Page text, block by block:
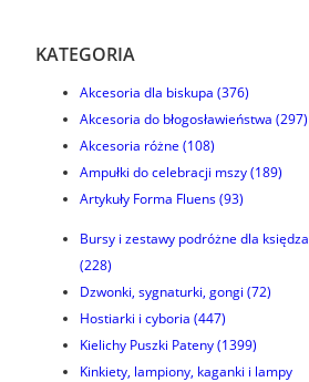
KATEGORIA
Akcesoria dla biskupa (376)
Akcesoria do błogosławieństwa (297)
Akcesoria różne (108)
Ampułki do celebracji mszy(189)
Artykuły Forma Fluens(93)
Bursy i zestawy podróżne dla księdza
(228)
Dzwonki, sygnaturki, gongi (72)
Hostiarki i cyboria (447)
Kielichy Puszki Pateny(1399)
Kinkiety, lampiony, kaganki i lampy